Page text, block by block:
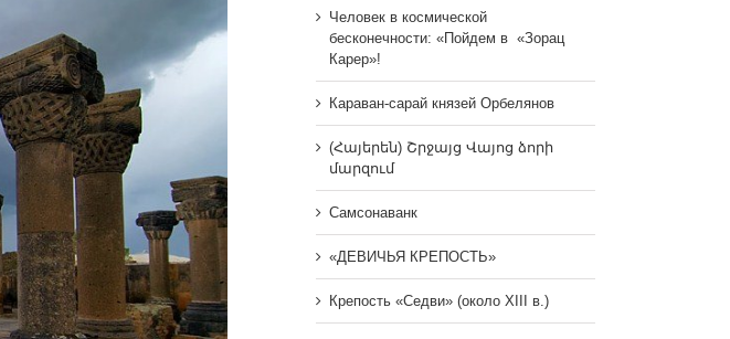
Человек в космической
бесконечности: «Пойдем в «Зорац
Карер»!
Караван-сарай князей Орбелянов
(Հայերեն) Շրջայց Վայոց ձորի
մարզում
Самсонаванк
«ДЕВИЧЬЯ КРЕПОСТЬ»
Крепость «Седви» (около XIII в.)